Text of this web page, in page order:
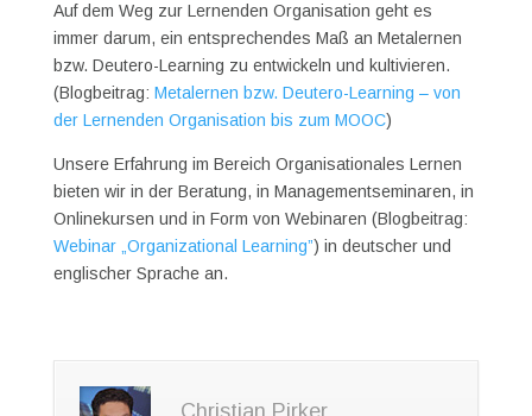
Auf dem Weg zur Lernenden Organisation geht es
immer darum, ein entsprechendes Maß an Metalernen
bzw. Deutero-Learning zu entwickeln und kultivieren.
(Blogbeitrag: Metalernen bzw. Deutero-Learning – von
der Lernenden Organisation bis zum MOOC)
Unsere Erfahrung im Bereich Organisationales Lernen
bieten wir in der Beratung, in Managementseminaren, in
Onlinekursen und in Form von Webinaren (Blogbeitrag:
Webinar „Organizational Learning”) in deutscher und
englischer Sprache an.